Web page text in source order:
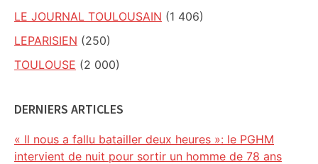
LE JOURNAL TOULOUSAIN (1 406)
LEPARISIEN (250)
TOULOUSE (2 000)
DERNIERS ARTICLES
« Il nous a fallu batailler deux heures »: le PGHM
intervient de nuit pour sortir un homme de 78 ans